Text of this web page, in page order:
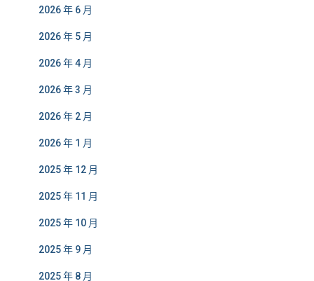
2026 年 6 月
2026 年 5 月
2026 年 4 月
2026 年 3 月
2026 年 2 月
2026 年 1 月
2025 年 12 月
2025 年 11 月
2025 年 10 月
2025 年 9 月
2025 年 8 月